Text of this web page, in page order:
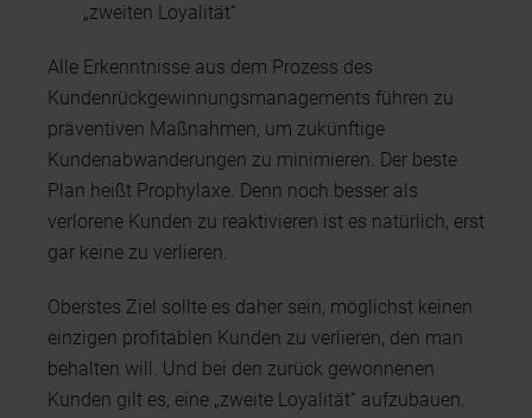
„zweiten Loyalität“
Alle Erkenntnisse aus dem Prozess des
Kundenrückgewinnungsmanagements führen zu
präventiven Maßnahmen, um zukünftige
Kundenabwanderungen zu minimieren. Der beste
Plan heißt Prophylaxe. Denn noch besser als
verlorene Kunden zu reaktivieren ist es natürlich, erst
gar keine zu verlieren.
Oberstes Ziel sollte es daher sein, möglichst keinen
einzigen profitablen Kunden zu verlieren, den man
behalten will. Und bei den zurück gewonnenen
Kunden gilt es, eine „zweite Loyalität“ aufzubauen.